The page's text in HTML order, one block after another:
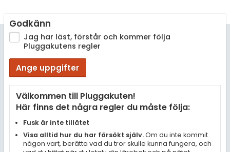
Godkänn
Jag har läst, förstår och kommer följa
Pluggakutens regler
Ange uppgifter
Välkommen till Pluggakuten!
Här finns det några regler du måste följa:
Fusk är inte tillåtet
Visa alltid hur du har försökt själv.Om du inte kommit
någon vart, berätta vad du tror skulle kunna fungera, och
Engelska
Ekonomi
Övriga diskussioner